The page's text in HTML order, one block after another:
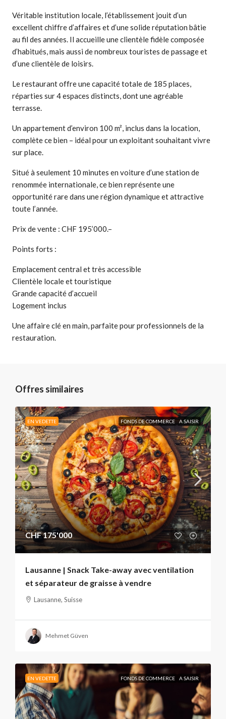
Véritable institution locale, l’établissement jouit d’un
excellent chiffre d’affaires et d’une solide réputation bâtie
au fil des années. Il accueille une clientèle fidèle composée
d’habitués, mais aussi de nombreux touristes de passage et
d’une clientèle de loisirs.
Le restaurant offre une capacité totale de 185 places,
réparties sur 4 espaces distincts, dont une agréable
terrasse.
Un appartement d’environ 100 m², inclus dans la location,
complète ce bien – idéal pour un exploitant souhaitant vivre
sur place.
Situé à seulement 10 minutes en voiture d’une station de
renommée internationale, ce bien représente une
opportunité rare dans une région dynamique et attractive
toute l’année.
Prix de vente : CHF 195’000.–
Points forts :
Emplacement central et très accessible
Clientèle locale et touristique
Grande capacité d’accueil
Logement inclus
Une affaire clé en main, parfaite pour professionnels de la
restauration.
Offres similaires
EN VEDETTE FONDS DE COMMERCE A SAISIR
CHF 175'000
Lausanne | Snack Take-away avec ventilation
et séparateur de graisse à vendre
Lausanne, Suisse
Mehmet Güven
EN VEDETTE FONDS DE COMMERCE A SAISIR